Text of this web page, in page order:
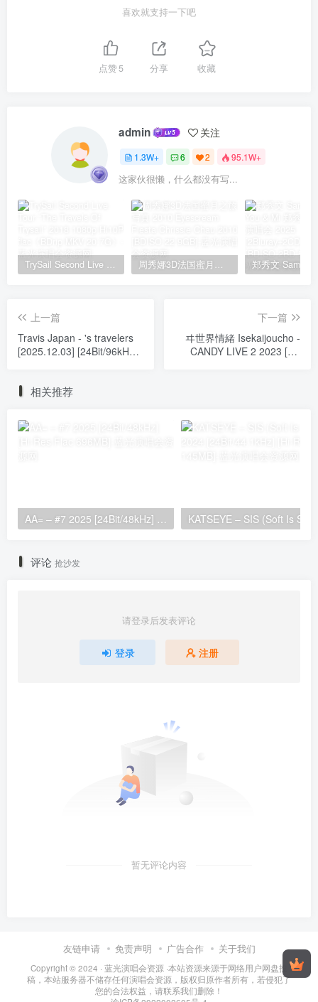
喜欢就支持一下吧
点赞5 分享 收藏
admin 关注
1.3W+ 6 2 95.1W+
这家伙很懒，什么都没有写...
上一篇
Travis Japan - 's travelers
[2025.12.03] [24Bit/96kHz]
下一篇
ヰ世界情緒 Isekaijoucho -
CANDY LIVE 2 2023 [Hi-
相关推荐
评论 抢沙发
请登录后发表评论
登录 注册
暂无评论内容
友链申请 免责声明 广告合作 关于我们
Copyright © 2024 · 蓝光演唱会资源 ·本站资源来源于网络用户网盘投
稿，本站服务器不储存任何演唱会资源，版权归原作者所有，若侵犯了
您的合法权益，请联系我们删除！